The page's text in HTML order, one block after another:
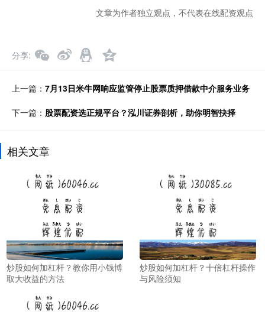
文章为作者独立观点，不代表在线配资观点
分享
上一篇： 7月13日米牛网响应监管停止股票质押借款中介服务业务
下一篇： 股票配资选正规平台？泓川证券剖析，助你明智抉择
相关文章
炒股如何加杠杆？教你用小钱博
取大收益的方法
炒股如何加杠杆？十倍杠杆操作
与风险须知